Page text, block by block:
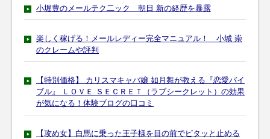
小堀豊のメールテク二ック 朝日 新の経歴を暴露
楽しく稼げる！メールレディー完全マニュアル！ 小城 崇
のクレームや評判
【特別価格】 カリスマキャバ嬢 如月舞が教える『恋愛バイ
ブル』 ＬＯＶＥ ＳＥＣＲＥＴ（ラブシークレット）の効果
が気になる！体験ブログの口コミ
【攻め女】白馬に乗った王子様を目の前でピタッと止める